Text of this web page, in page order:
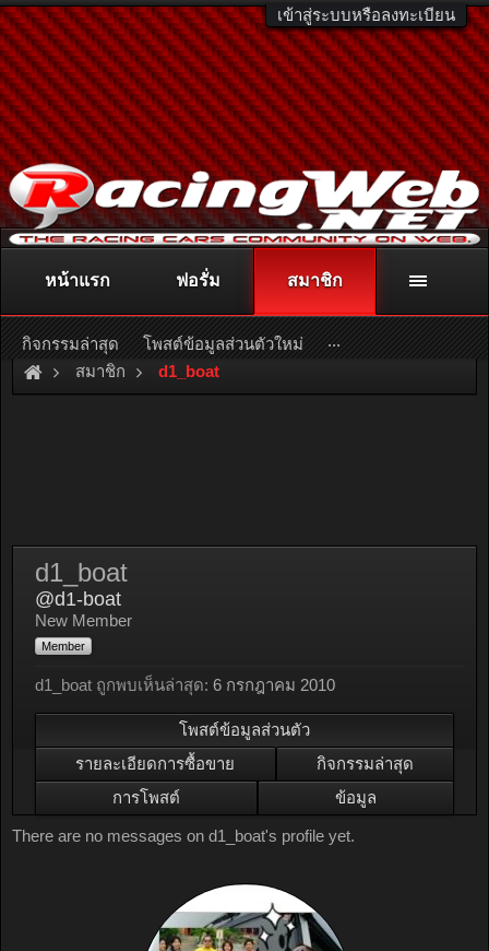
เข้าสู่ระบบหรือลงทะเบียน
ติดต่อลงโฆษณา racingweb@gmail.comหรือโทร. 081-811-1138
หรืออ่านรายละเอียดเพิ่มเติม คลิกที่นี่
สมาชิก d1_boat
d1_boat
@d1-boat
New Member
Member
d1_boat ถูกพบเห็นล่าสุด: 6 กรกฎาคม 2010
โพสต์ข้อมูลส่วนตัว
รายละเอียดการซื้อขาย
กิจกรรมล่าสุด
การโพสต์
ข้อมูล
There are no messages on d1_boat's profile yet.
หน้าแรก ฟอรั่ม สมาชิก
กิจกรรมล่าสุด โพสต์ข้อมูลส่วนตัวใหม่ ...